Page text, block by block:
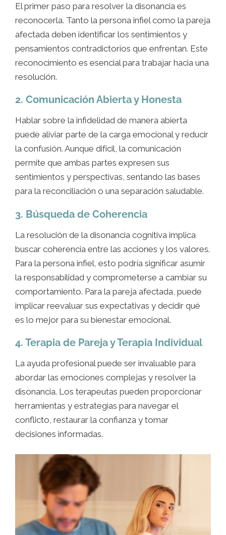
El primer paso para resolver la disonancia es
reconocerla. Tanto la persona infiel como la pareja
afectada deben identificar los sentimientos y
pensamientos contradictorios que enfrentan. Este
reconocimiento es esencial para trabajar hacia una
resolución.
2. Comunicación Abierta y Honesta
Hablar sobre la infidelidad de manera abierta
puede aliviar parte de la carga emocional y reducir
la confusión. Aunque difícil, la comunicación
permite que ambas partes expresen sus
sentimientos y perspectivas, sentando las bases
para la reconciliación o una separación saludable.
3. Búsqueda de Coherencia
La resolución de la disonancia cognitiva implica
buscar coherencia entre las acciones y los valores.
Para la persona infiel, esto podría significar asumir
la responsabilidad y comprometerse a cambiar su
comportamiento. Para la pareja afectada, puede
implicar reevaluar sus expectativas y decidir qué
es lo mejor para su bienestar emocional.
4. Terapia de Pareja y Terapia Individual
La ayuda profesional puede ser invaluable para
abordar las emociones complejas y resolver la
disonancia. Los terapeutas pueden proporcionar
herramientas y estrategias para navegar el
conflicto, restaurar la confianza y tomar
decisiones informadas.